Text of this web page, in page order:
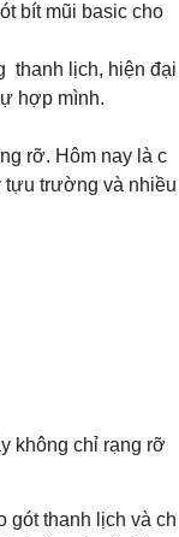
bít mũi basic cho
thanh lịch, hiện đại
hợp mình.
rỡ. Hôm nay là c
tựu trường và nhiều
không chỉ rạng rỡ
gót thanh lịch và ch